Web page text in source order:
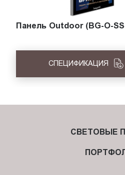
Панель Outdoor (BG-O-
СПЕЦИФИКАЦИЯ
СВЕТОВЫЕ